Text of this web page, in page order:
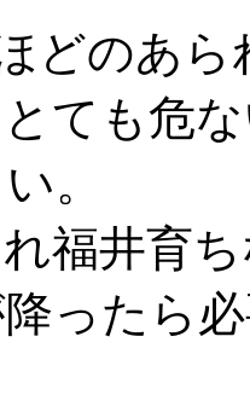
どのあ
ても危
。
福井育
ったら